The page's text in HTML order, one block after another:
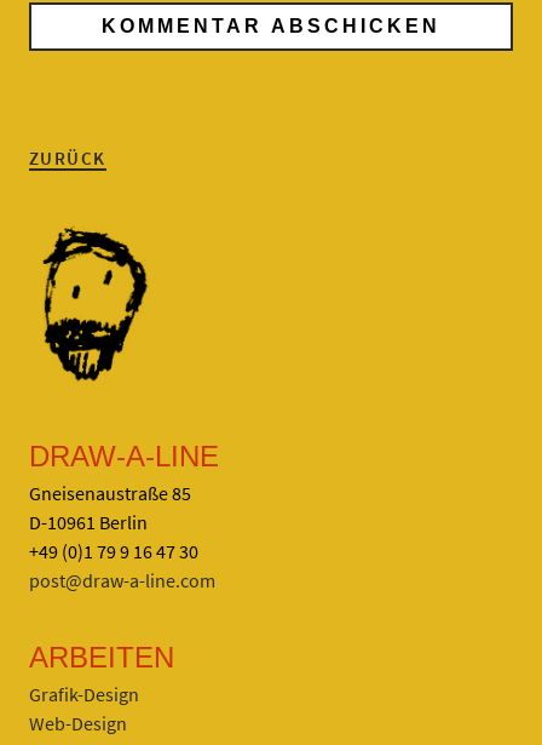
ZURÜCK
DRAW-A-LINE
Gneisenaustraße 85
D-10961 Berlin
+49 (0)1 79 9 16 47 30
post@draw-a-line.com
ARBEITEN
Grafik-Design
Web-Design